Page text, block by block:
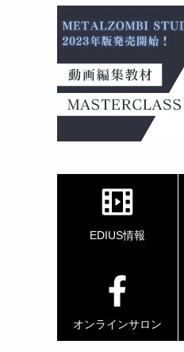
EDIUS情報
オンラインサロン